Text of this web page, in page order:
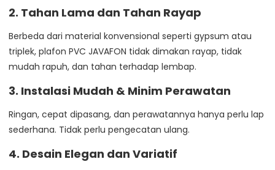
2. Tahan Lama dan Tahan Rayap
Berbeda dari material konvensional seperti gypsum atau
triplek, plafon PVC JAVAFON tidak dimakan rayap, tidak
mudah rapuh, dan tahan terhadap lembap.
3. Instalasi Mudah & Minim Perawatan
Ringan, cepat dipasang, dan perawatannya hanya perlu lap
sederhana. Tidak perlu pengecatan ulang.
4. Desain Elegan dan Variatif